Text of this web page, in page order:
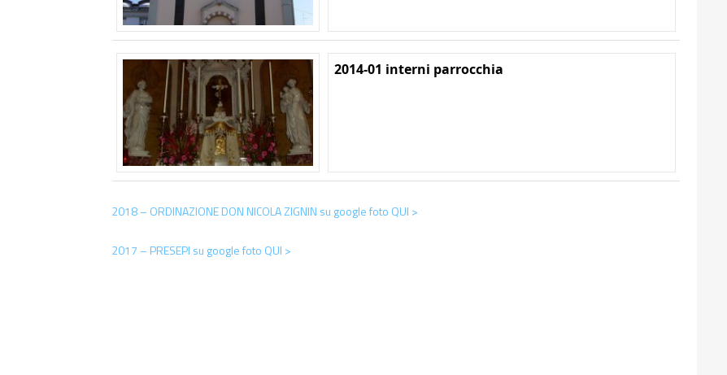
2014-01 interni parrocchia
2018 – ORDINAZIONE DON NICOLA ZIGNIN su google foto QUI >
2017 – PRESEPI su google foto QUI >